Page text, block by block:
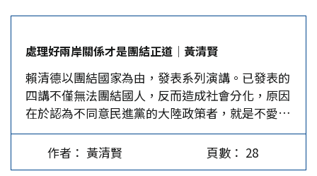
定位是世界貿易組織（WTO）的成員，不必大驚
小怪。何況，台灣民主政權出現大崩盤，美國一手
培養的「民主優等生」，突然間轉變為「劣等
生」，這種失控不僅將損害台灣的民主形象，也將
成為美國的負擔。 民進黨發動罷免戰以來，其製
造暴力、上演衝突鬧劇等「政治獵巫」現象，說明
民進黨的目的就是要繼續搞選舉。而選舉政治離不
開外部干涉的支持。因此，本文提出，關注大罷
處理好兩岸關係才是團結正道│黃清賢
賴清德以團結國家為由，發表系列演講。已發表的
四講不僅無法團結國人，反而造成社會分化，原因
在於認為不同意民進黨的大陸政策者，就是不愛台
灣、不要民主。換言之，賴清德若真要團結台灣，
就應該接受民主的多元聲音，處理好穩定台海的兩
岸關係，不要讓普羅大眾陷於兵凶戰危的風險中，
作者： 黃清賢 頁數： 28